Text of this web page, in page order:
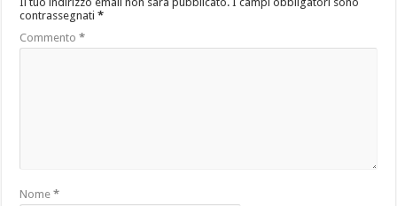
contrassegnati*
Commento*
Nome*